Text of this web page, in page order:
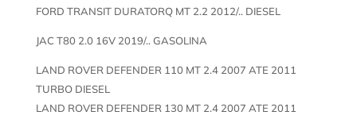
FORD TRANSIT DURATORQ MT 2.2 2012/.. DIESEL
JAC T80 2.0 16V 2019/.. GASOLINA
LAND ROVER DEFENDER 110 MT 2.4 2007 ATE 2011
TURBO DIESEL
LAND ROVER DEFENDER 130 MT 2.4 2007 ATE 2011